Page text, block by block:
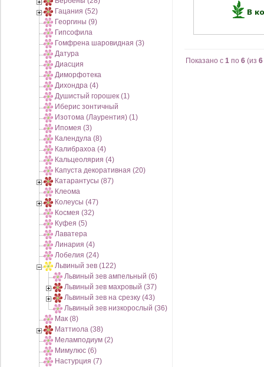
Гацания (52)
Георгины (9)
Гипсофила
Гомфрена шаровидная (3)
Датура
Диасция
Диморфотека
Дихондра (4)
Душистый горошек (1)
Иберис зонтичный
Изотома (Лаурентия) (1)
Ипомея (3)
Календула (8)
Калибрахоа (4)
Кальцеолярия (4)
Капуста декоративная (20)
Катарантусы (87)
Клеома
Колеусы (47)
Космея (32)
Куфея (5)
Лаватера
Линария (4)
Лобелия (24)
Львиный зев (122)
Львиный зев ампельный (6)
Львиный зев махровый (37)
Львиный зев на срезку (43)
Львиный зев низкорослый (36)
Мак (8)
Маттиола (38)
Меламподиум (2)
Мимулюс (6)
Настурция (7)
Показано с 1 по 6 (из 6